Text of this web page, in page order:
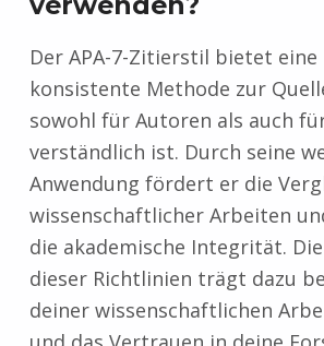
Der APA-7-Zitierstil bietet eine
konsistente Methode zur
sowohl für Autoren als auch
verständlich ist. Durch seine
Anwendung fördert er die
wissenschaftlicher Arbeiten
die akademische Integrität.
dieser Richtlinien trägt dazu
deiner wissenschaftlichen